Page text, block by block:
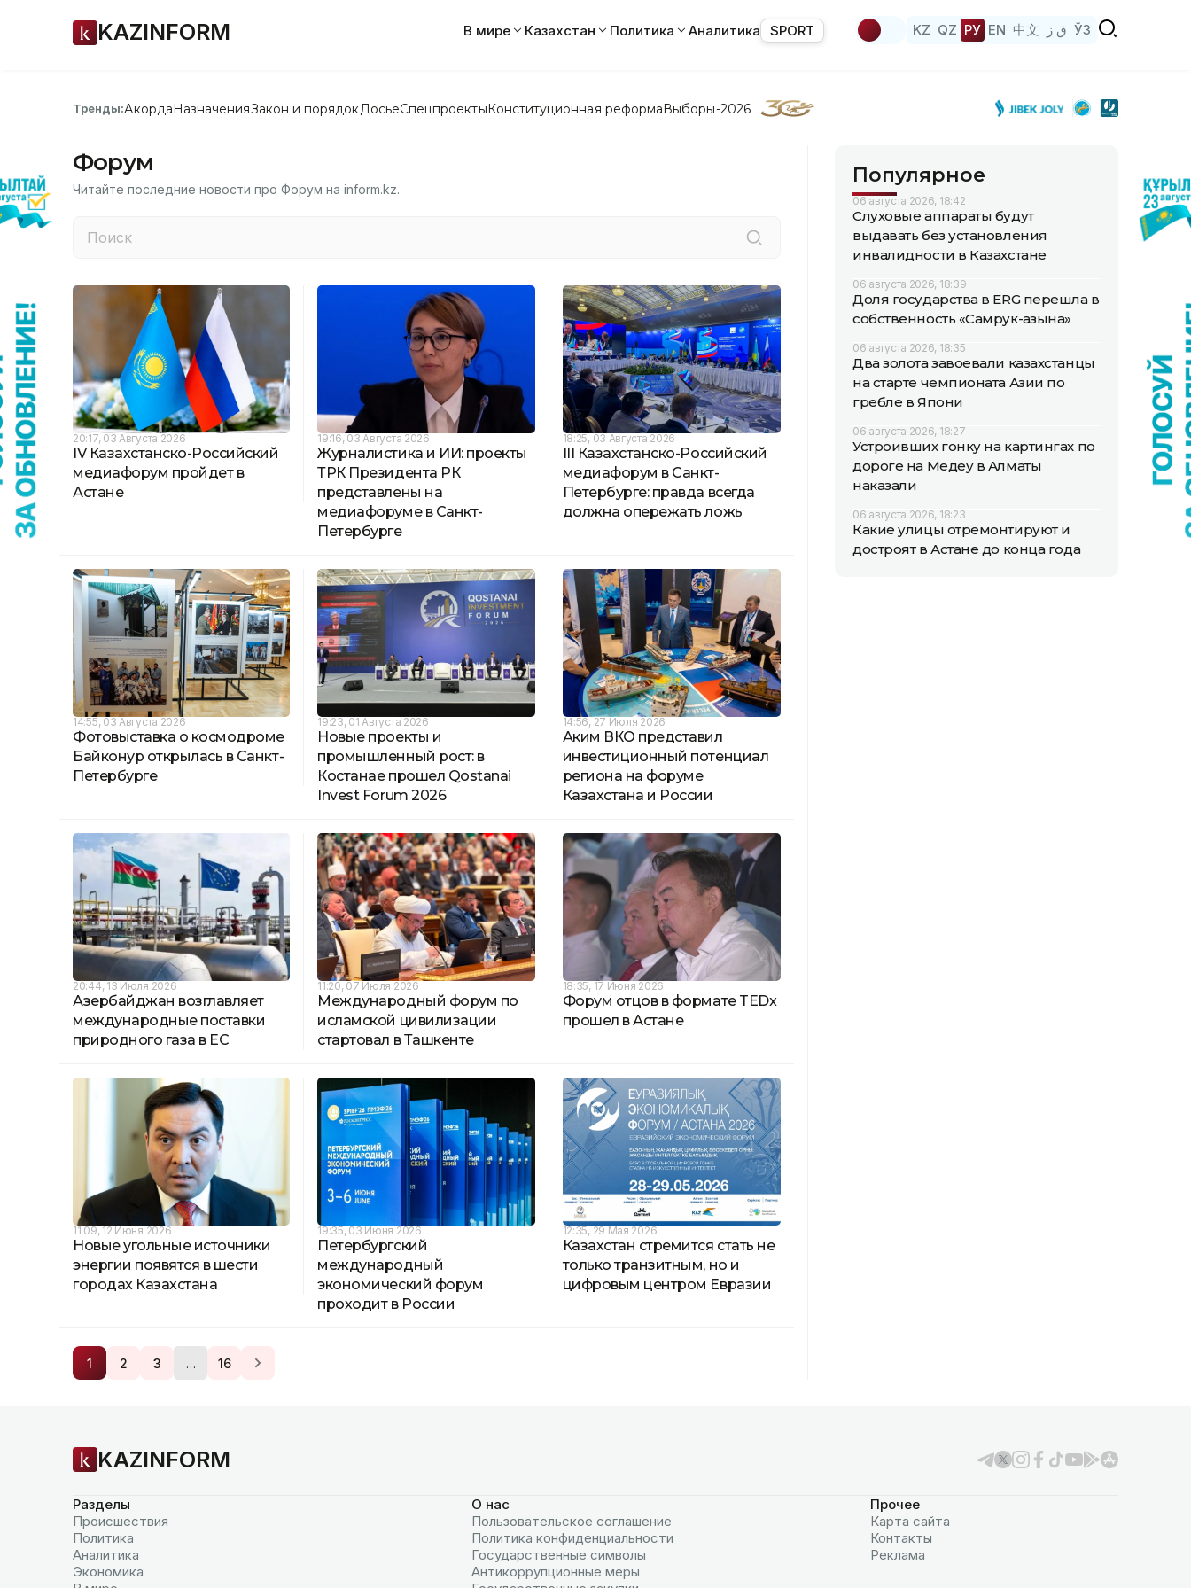
KAZINFORM В мире Казахстан Политика Аналитика SPORT KZ QZ РУ EN 中文 ق ز ЎЗ
Тренды:АкордаНазначенияЗакон и порядок ДосьеСпецпроектыКонституционная реформаВыборы-2026
Форум
Читайте последние новости про Форум на inform.kz.
20:17, 03 Августа 2026
IV Казахстанско-Российский
медиафорум пройдет в
Астане
19:16, 03 Августа 2026
Журналистика и ИИ: проекты
ТРК Президента РК
представлены на
медиафоруме в Санкт-
Петербурге
18:25, 03 Августа 2026
III Казахстанско-Российский
медиафорум в Санкт-
Петербурге: правда всегда
должна опережать ложь
14:55, 03 Августа 2026
Фотовыставка о космодроме
Байконур открылась в Санкт-
Петербурге
19:23, 01 Августа 2026
Новые проекты и
промышленный рост: в
Костанае прошел Qostanai
Invest Forum 2026
14:56, 27 Июля 2026
Аким ВКО представил
инвестиционный потенциал
региона на форуме
Казахстана и России
20:44, 13 Июля 2026
Азербайджан возглавляет
международные поставки
природного газа в ЕС
11:20, 07 Июля 2026
Международный форум по
исламской цивилизации
стартовал в Ташкенте
18:35, 17 Июня 2026
Форум отцов в формате TEDx
прошел в Астане
11:09, 12 Июня 2026
Новые угольные источники
энергии появятся в шести
городах Казахстана
19:35, 03 Июня 2026
Петербургский
международный
экономический форум
проходит в России
12:35, 29 Мая 2026
Казахстан стремится стать не
только транзитным, но и
цифровым центром Евразии
1 2 3 … 16
Популярное
06 августа 2026, 18:42
Слуховые аппараты будут
выдавать без установления
инвалидности в Казахстане
06 августа 2026, 18:39
Доля государства в ERG перешла в
собственность «Самрук-Қазына»
06 августа 2026, 18:35
Два золота завоевали казахстанцы
на старте чемпионата Азии по
гребле в Япони
06 августа 2026, 18:27
Устроивших гонку на картингах по
дороге на Медеу в Алматы
наказали
06 августа 2026, 18:23
Какие улицы отремонтируют и
достроят в Астане до конца года
KAZINFORM
Разделы
Происшествия
Политика
Аналитика
Экономика
О нас
Пользовательское соглашение
Политика конфиденциальности
Государственные символы
Антикоррупционные меры
Прочее
Карта сайта
Контакты
Реклама